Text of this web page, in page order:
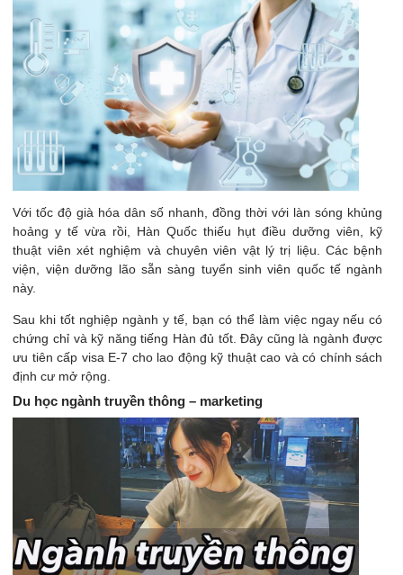
Với tốc độ già hóa dân số nhanh, đồng thời với làn sóng khủng
hoảng y tế vừa rồi, Hàn Quốc thiếu hụt điều dưỡng viên, kỹ
thuật viên xét nghiệm và chuyên viên vật lý trị liệu. Các bệnh
viện, viện dưỡng lão sẵn sàng tuyển sinh viên quốc tế ngành
này.
Sau khi tốt nghiệp ngành y tế, bạn có thể làm việc ngay nếu có
chứng chỉ và kỹ năng tiếng Hàn đủ tốt. Đây cũng là ngành được
ưu tiên cấp visa E-7 cho lao động kỹ thuật cao và có chính sách
định cư mở rộng.
Du học ngành truyền thông – marketing